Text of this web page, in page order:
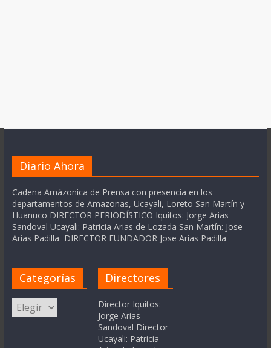
Diario Ahora
Cadena Amázonica de Prensa con presencia en los
departamentos de Amazonas, Ucayali, Loreto San Martín y
Huanuco DIRECTOR PERIODÍSTICO Iquitos: Jorge Arias
Sandoval Ucayali: Patricia Arias de Lozada San Martín: Jose
Arias Padilla DIRECTOR FUNDADOR Jose Arias Padilla
Categorías
Categorías
Directores
Director Iquitos:
Jorge Arias
Sandoval Director
Ucayali: Patricia